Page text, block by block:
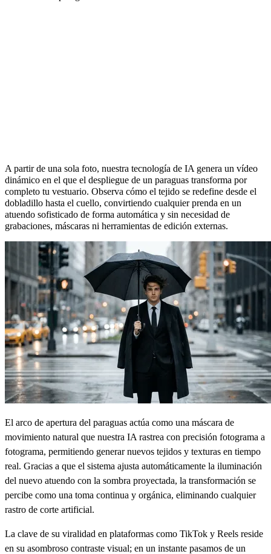
A partir de una sola foto, nuestra tecnología de IA genera un vídeo
dinámico en el que el despliegue de un paraguas transforma por
completo tu vestuario. Observa cómo el tejido se redefine desde el
dobladillo hasta el cuello, convirtiendo cualquier prenda en un
atuendo sofisticado de forma automática y sin necesidad de
grabaciones, máscaras ni herramientas de edición externas.
El arco de apertura del paraguas actúa como una máscara de
movimiento natural que nuestra IA rastrea con precisión fotograma a
fotograma, permitiendo generar nuevos tejidos y texturas en tiempo
real. Gracias a que el sistema ajusta automáticamente la iluminación
del nuevo atuendo con la sombra proyectada, la transformación se
percibe como una toma continua y orgánica, eliminando cualquier
rastro de corte artificial.
La clave de su viralidad en plataformas como TikTok y Reels reside
en su asombroso contraste visual; en un instante pasamos de un